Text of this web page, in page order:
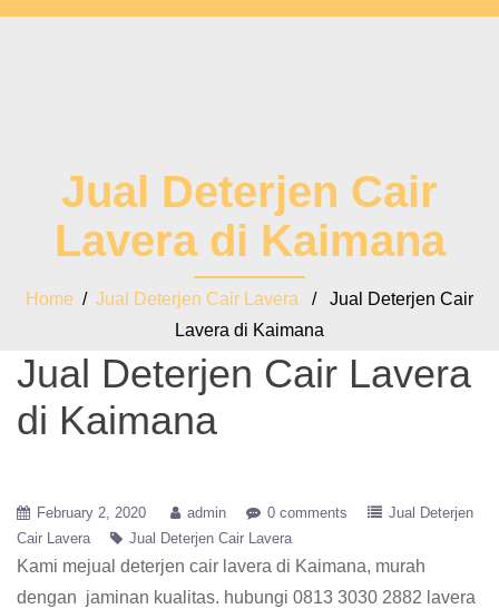
Jual Deterjen Cair
Lavera di Kaimana
Home / Jual Deterjen Cair Lavera / Jual Deterjen Cair
Lavera di Kaimana
Jual Deterjen Cair Lavera
di Kaimana
February 2, 2020 admin 0 comments
Jual Deterjen
Cair Lavera
Jual Deterjen Cair Lavera
Kami mejual deterjen cair lavera di Kaimana, murah
dengan jaminan kualitas. hubungi 0813 3030 2882 lavera